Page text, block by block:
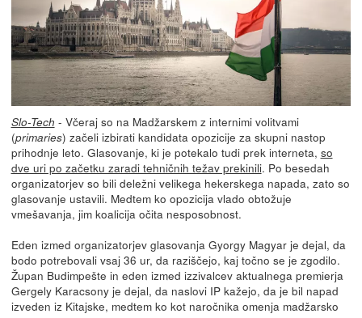
Slo-Tech - Včeraj so na Madžarskem z internimi volitvami
(primaries) začeli izbirati kandidata opozicije za skupni nastop
prihodnje leto. Glasovanje, ki je potekalo tudi prek interneta, so
dve uri po začetku zaradi tehničnih težav prekinili. Po besedah
organizatorjev so bili deležni velikega hekerskega napada, zato so
glasovanje ustavili. Medtem ko opozicija vlado obtožuje
vmešavanja, jim koalicija očita nesposobnost.
Eden izmed organizatorjev glasovanja Gyorgy Magyar je dejal, da
bodo potrebovali vsaj 36 ur, da raziščejo, kaj točno se je zgodilo.
Župan Budimpešte in eden izmed izzivalcev aktualnega premierja
Gergely Karacsony je dejal, da naslovi IP kažejo, da je bil napad
izveden iz Kitajske, medtem ko kot naročnika omenja madžarsko